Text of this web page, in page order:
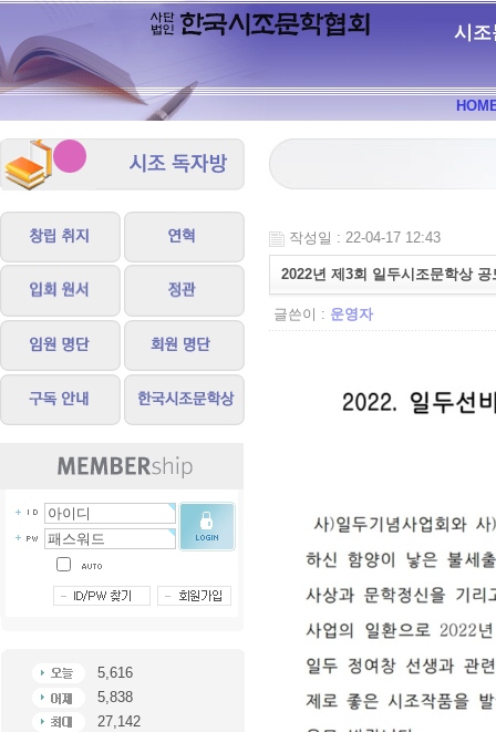
시조
5,616
5,838
27,142
작성일 : 22-04-17 12:43
2022년 제3회 일두시조문학상 공
글쓴이 : 운영자